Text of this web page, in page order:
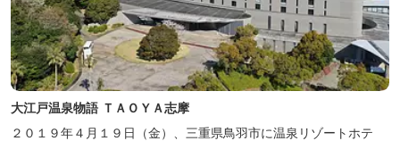
大江戸温泉物語 ＴＡＯＹＡ志摩
２０１９年４月１９日（金）、三重県鳥羽市に温泉リゾートホテ